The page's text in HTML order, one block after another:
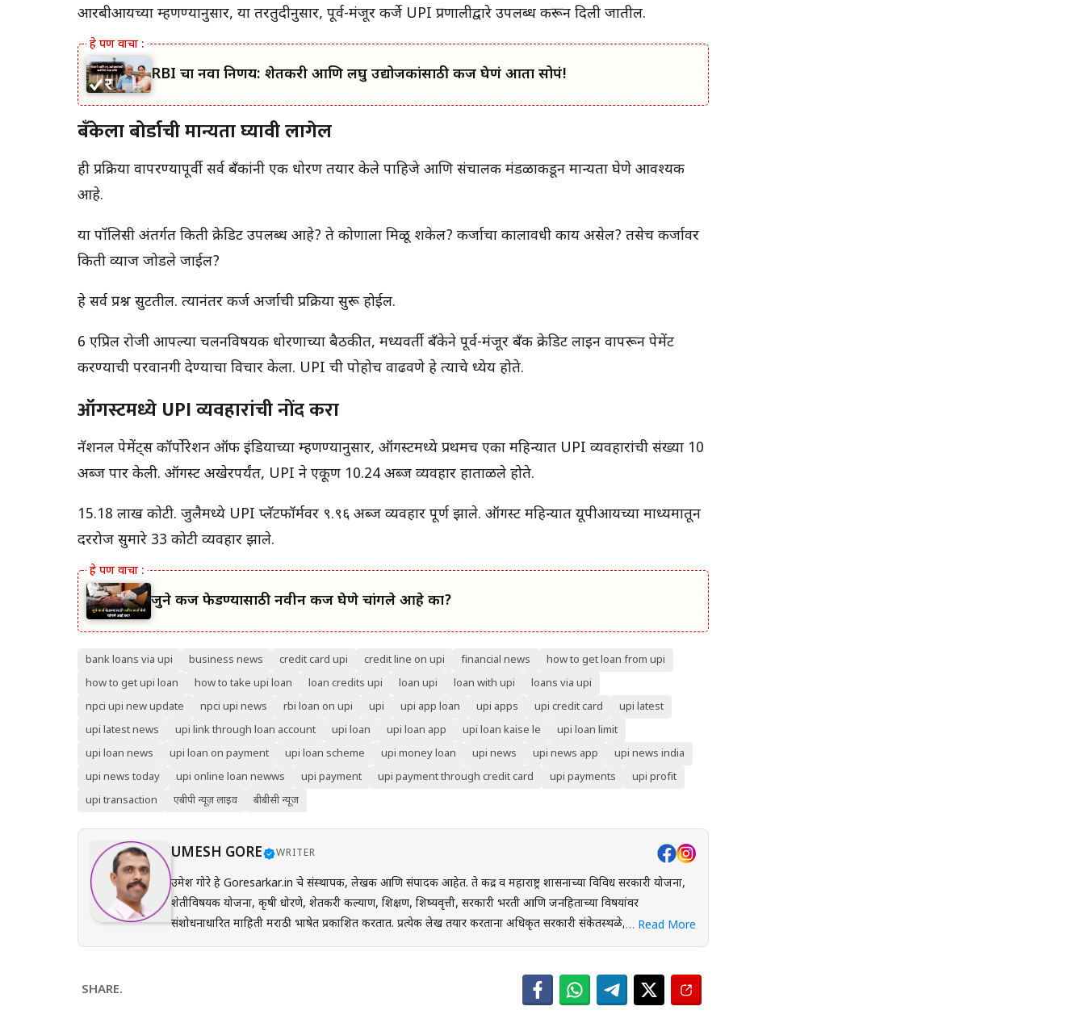
आरबीआयच्या म्हणण्यानुसार, या तरतुदीनुसार, पूर्व-मंजूर कर्जे UPI प्रणालीद्वारे उपलब्ध करून दिली जातील.
RBI चा नवा निर्णय: शेतकरी आणि लघु उद्योजकांसाठी कर्ज घेणं आता सोपं!
बँकेला बोर्डाची मान्यता घ्यावी लागेल
ही प्रक्रिया वापरण्यापूर्वी सर्व बँकांनी एक धोरण तयार केले पाहिजे आणि संचालक मंडळाकडून मान्यता घेणे आवश्यक
आहे.
या पॉलिसी अंतर्गत किती क्रेडिट उपलब्ध आहे? ते कोणाला मिळू शकेल? कर्जाचा कालावधी काय असेल? तसेच कर्जावर
किती व्याज जोडले जाईल?
हे सर्व प्रश्न सुटतील. त्यानंतर कर्ज अर्जाची प्रक्रिया सुरू होईल.
6 एप्रिल रोजी आपल्या चलनविषयक धोरणाच्या बैठकीत, मध्यवर्ती बँकेने पूर्व-मंजूर बँक क्रेडिट लाइन वापरून पेमेंट
करण्याची परवानगी देण्याचा विचार केला. UPI ची पोहोच वाढवणे हे त्याचे ध्येय होते.
ऑगस्टमध्ये UPI व्यवहारांची नोंद करा
नॅशनल पेमेंट्स कॉर्पोरेशन ऑफ इंडियाच्या म्हणण्यानुसार, ऑगस्टमध्ये प्रथमच एका महिन्यात UPI व्यवहारांची संख्या 10
अब्ज पार केली. ऑगस्ट अखेरपर्यंत, UPI ने एकूण 10.24 अब्ज व्यवहार हाताळले होते.
15.18 लाख कोटी. जुलैमध्ये UPI प्लॅटफॉर्मवर ९.९६ अब्ज व्यवहार पूर्ण झाले. ऑगस्ट महिन्यात यूपीआयच्या माध्यमातून
दररोज सुमारे 33 कोटी व्यवहार झाले.
जुने कर्ज फेडण्यासाठी नवीन कर्ज घेणे चांगले आहे का?
bank loans via upi business news credit card upi credit line on upi financial news
how to get loan from upi
how to get upi loan
how to take upi loan loan credits upi loan upi loan with upi
loans via upi
npci upi new update
npci upi news rbi loan on upi upi upi app loan upi apps upi credit card
upi latest
upi latest news
upi link through loan account upi loan upi loan app upi loan kaise le
upi loan limit
upi loan news
upi loan on payment upi loan scheme upi money loan upi news upi news app
upi news india
upi news today
upi online loan newws upi payment upi payment through credit card upi payments
upi profit
upi transaction
एबीपी न्यूज़ लाइव बीबीसी न्यूज
UMESH GORE WRITER
उमेश गोरे हे Goresarkar.in चे संस्थापक, लेखक आणि संपादक आहेत. ते केंद्र व महाराष्ट्र शासनाच्या विविध सरकारी योजना,
शेतीविषयक योजना, कृषी धोरणे, शेतकरी कल्याण, शिक्षण, शिष्यवृत्ती, सरकारी भरती आणि जनहिताच्या विषयांवर
संशोधनाधारित माहिती मराठी भाषेत प्रकाशित करतात. प्रत्येक लेख तयार करताना अधिकृत सरकारी संकेतस्थळे, शासन निर्णय
(GR), अधिसूचना, विभागीय परिपत्रके आणि संबंधित अधिकृत स्रोतांचा संदर्भ घेऊन माहितीची पडताळणी केली जाते. वाचकांना
नागरिकांपर्यंत विश्वासार्ह, अद्ययावत आणि उपयुक्त माहिती पोहोचवणे हा आहे. प्रकाशित माहिती वेळोवेळी अद्ययावत ठेवण्याचा
… Read More
SHARE.